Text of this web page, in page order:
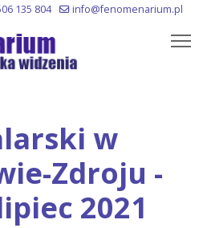
135 804 info@fenomenarium.pl
w
Zdroju -
2021